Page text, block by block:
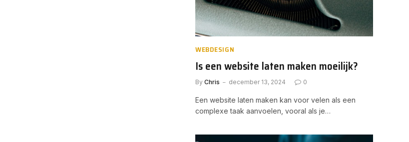
WEBDESIGN
Is een website laten maken moeilijk?
By Chris december 13, 2024 0
Een website laten maken kan voor velen als een
complexe taak aanvoelen, vooral als je…